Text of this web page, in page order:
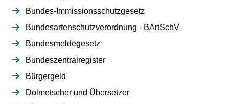
Bundes-Immissionsschutzgesetz
Bundesartenschutzverordnung - BArtSchV
Bundesmeldegesetz
Bundeszentralregister
Bürgergeld
Dolmetscher und Übersetzer